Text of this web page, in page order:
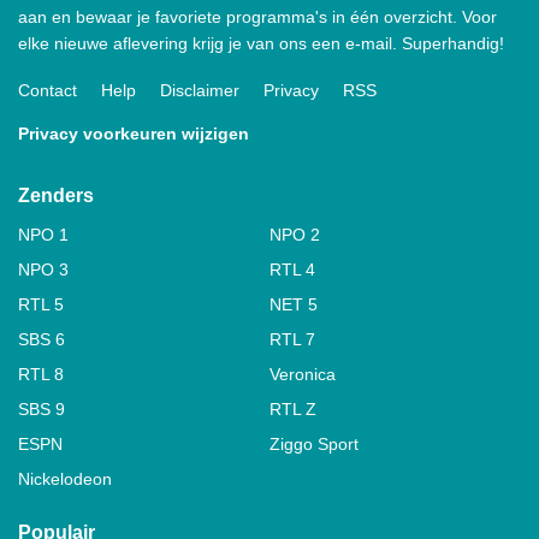
aan en bewaar je favoriete programma's in één overzicht. Voor
elke nieuwe aflevering krijg je van ons een e-mail. Superhandig!
Contact Help Disclaimer Privacy RSS
Privacy voorkeuren wijzigen
Zenders
NPO 1
NPO 2
NPO 3
RTL 4
RTL 5
NET 5
SBS 6
RTL 7
RTL 8
Veronica
SBS 9
RTL Z
ESPN
Ziggo Sport
Nickelodeon
Populair